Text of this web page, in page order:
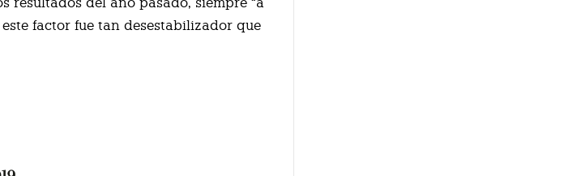
este factor fue tan desestabilizador que